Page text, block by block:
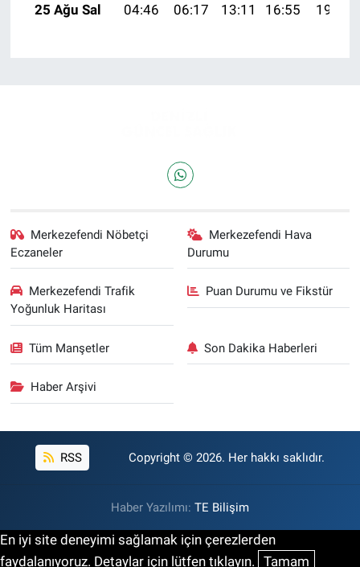
25 Ağu Sal
04:46 06:17 13:11 16:55 19:55
Merkezefendi Nöbetçi
Eczaneler
Merkezefendi Hava
Durumu
Merkezefendi Trafik
Yoğunluk Haritası
Puan Durumu ve Fikstür
Tüm Manşetler Son Dakika Haberleri
Haber Arşivi
RSS Copyright © 2026. Her hakkı saklıdır.
Haber Yazılımı: TE Bilişim
En iyi site deneyimi sağlamak için çerezlerden
faydalanıyoruz. Detaylar için lütfen tıklayın. Tamam